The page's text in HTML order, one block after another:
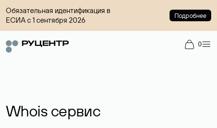
Обязательная идентификация в
ЕСИА с 1 сентября 2026
Подробнее
0
Whois сервис